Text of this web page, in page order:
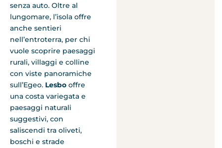
senza auto. Oltre al
lungomare, l’isola offre
anche sentieri
nell’entroterra, per chi
vuole scoprire paesaggi
rurali, villaggi e colline
con viste panoramiche
sull’Egeo. Lesbo offre
una costa variegata e
paesaggi naturali
suggestivi, con
saliscendi tra oliveti,
boschi e strade